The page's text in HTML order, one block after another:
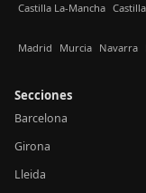
Castilla La-Mancha
Madrid Murcia Navarra
Secciones
Barcelona
Girona
Lleida